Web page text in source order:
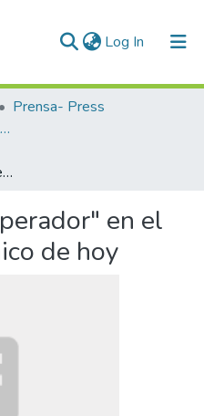
Log In (current)
Prensa- Press
Críticos y cronistas musicales
El concierto "Emperador" en el programa sinfónico de hoy
en el
de hoy